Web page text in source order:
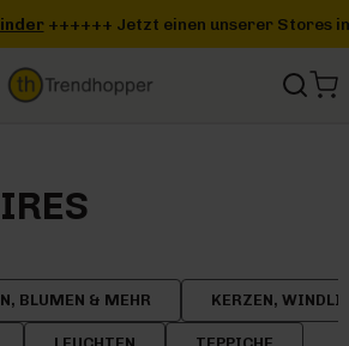
unserer Stores in deiner Nähe
BLUMEN & MEHR KERZEN,